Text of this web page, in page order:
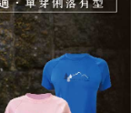
pesanan
pesanan
gagal pada
pemarkahan sistem
didedahkan.
tolak aplikasi
14 hari. Walau
Aplikasi AFTEE
tempoh pembayaran
pesanan
pesanan